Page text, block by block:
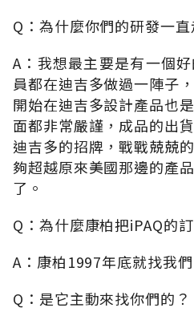
Q：為什麼你們的研發一
A：我想最主要是有一個
員都在迪吉多做過一陣子
開始在迪吉多設計產品也
面都非常嚴謹，成品的出
迪吉多的招牌，戰戰兢兢
夠超越原來美國那邊的產
了。
Q：為什麼康柏把iPAQ的
A：康柏1997年底就找我們
Q：是它主動來找你們的？